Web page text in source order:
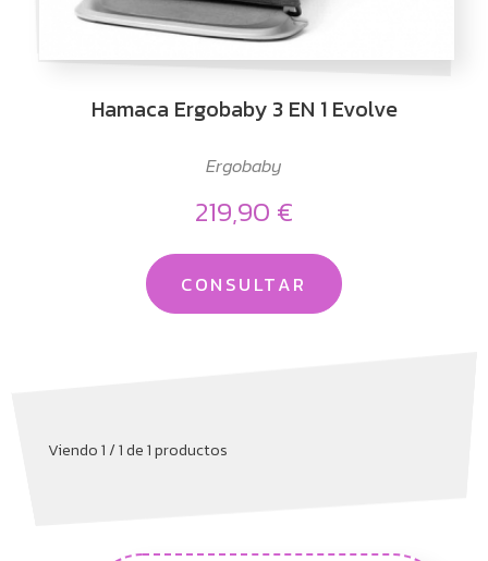
Hamaca Ergobaby 3 EN 1 Evolve
Ergobaby
219,90 €
CONSULTAR
Viendo 1 / 1 de 1 productos